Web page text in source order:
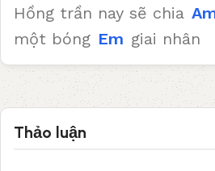
Hồng trần nay sẽ chia
một bóng Em giai nhân
Thảo luận